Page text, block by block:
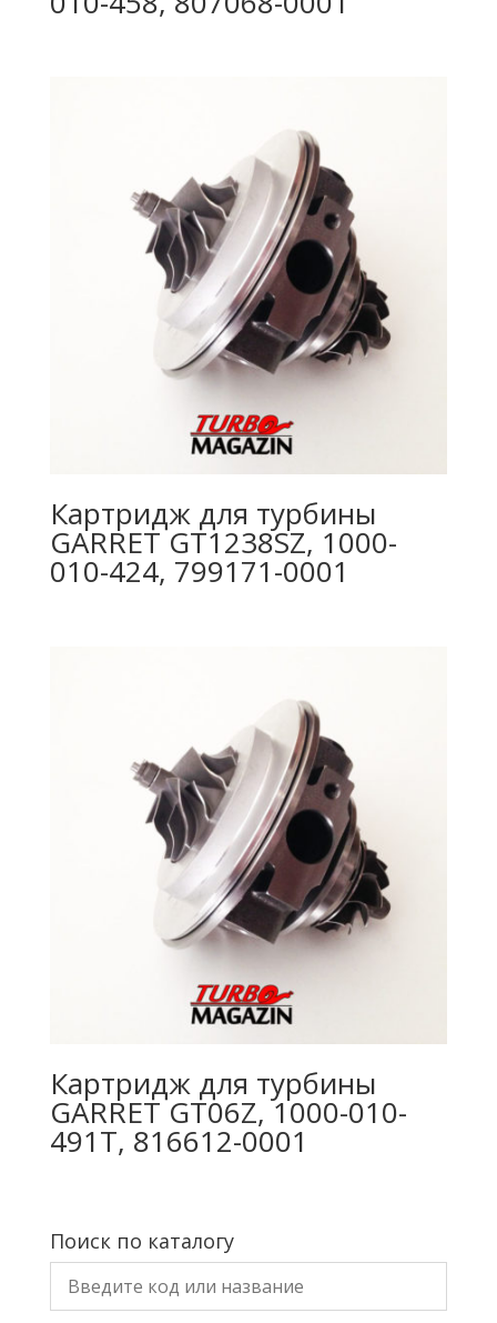
Картридж для турбины
GARRET GT1238SZ, 1000-
010-424, 799171-0001
Картридж для турбины
GARRET GT06Z, 1000-010-
491T, 816612-0001
Поиск по каталогу